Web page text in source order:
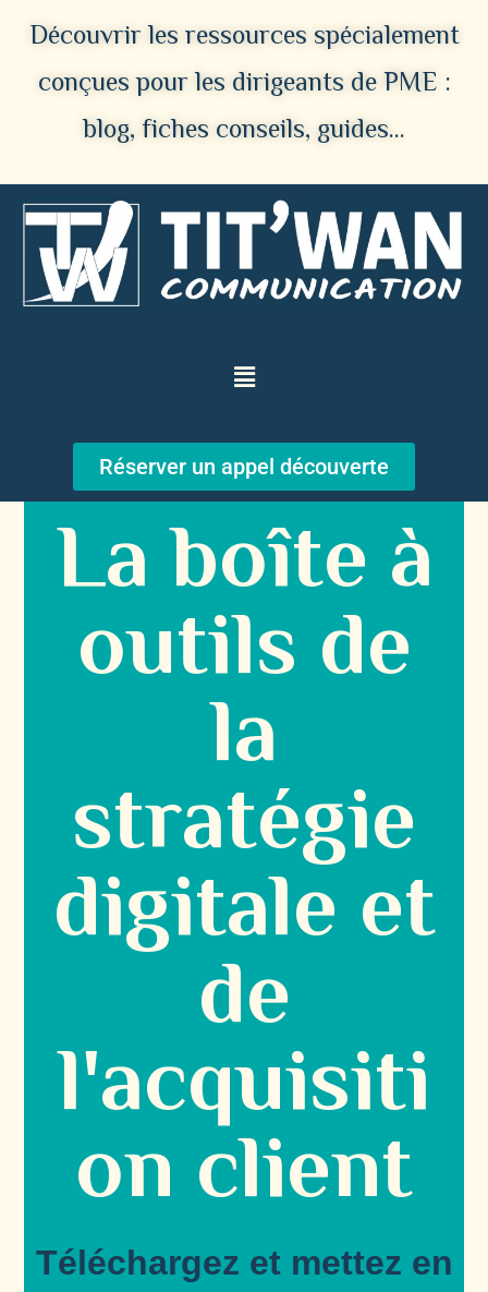
Découvrir les ressources spécialement
conçues pour les dirigeants de PME :
blog, fiches conseils, guides…
Réserver un appel découverte
La boîte à
outils de
la
stratégie
digitale et
de
l'acquisiti
on client
Téléchargez et mettez en